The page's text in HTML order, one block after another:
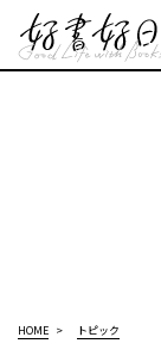
HOME トピック